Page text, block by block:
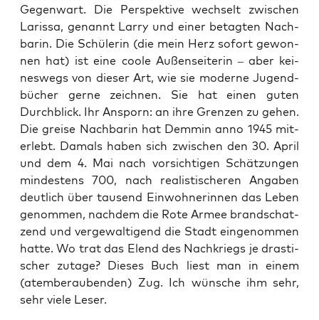
Gegen­wart. Die Per­spek­ti­ve wech­selt zwi­schen
Laris­sa, genannt Lar­ry und einer betag­ten Nach­
ba­rin. Die Schü­le­rin (die mein Herz sofort gewon­
nen hat) ist eine coo­le Außen­sei­te­rin – aber kei­
nes­wegs von die­ser Art, wie sie moder­ne Jugend­
bü­cher ger­ne zeich­nen. Sie hat einen guten
Durch­blick. Ihr Ansporn: an ihre Gren­zen zu gehen.
Die grei­se Nach­ba­rin hat Dem­min anno 1945 mit­
er­lebt. Damals haben sich zwi­schen den 30. April
und dem 4. Mai nach vor­sich­ti­gen Schät­zun­gen
min­des­tens 700, nach rea­lis­ti­sche­ren Anga­ben
deut­lich über tau­send Ein­woh­ne­rin­nen das Leben
genom­men, nach­dem die Rote Armee brand­schat­
zend und ver­ge­wal­ti­gend die Stadt ein­ge­nom­men
hat­te. Wo trat das Elend des Nach­kriegs je dras­ti­
scher zuta­ge? Die­ses Buch liest man in einem
(atem­be­rau­ben­den) Zug. Ich wün­sche ihm sehr,
sehr vie­le Leser.